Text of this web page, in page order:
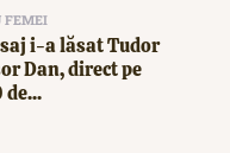
FEMEI
i-a lăsat Tudor
Dan, direct pe